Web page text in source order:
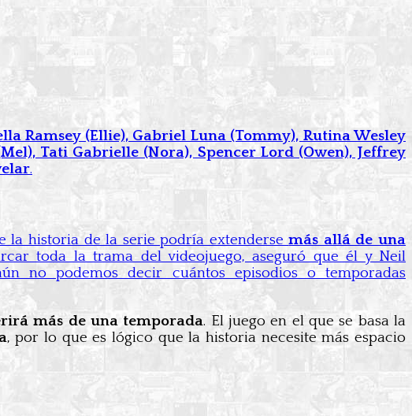
Ramsey (Ellie), Gabriel Luna (Tommy), Rutina Wesley
Tati Gabrielle (Nora), Spencer Lord (Owen), Jeffrey
.
la historia de la serie podría extendersemás allá de una
toda la trama del videojuego, aseguró que él y Neil
no podemos decir cuántos episodios o temporadas
más de una temporada. El juego en el que se basa la
, por lo que es lógico que la historia necesite más espacio